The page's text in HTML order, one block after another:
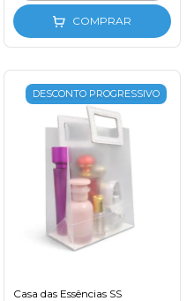
COMPRAR
DESCONTO PROGRESSIVO
Casa das Essências SS